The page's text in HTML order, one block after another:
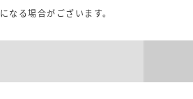
る場合がございます。